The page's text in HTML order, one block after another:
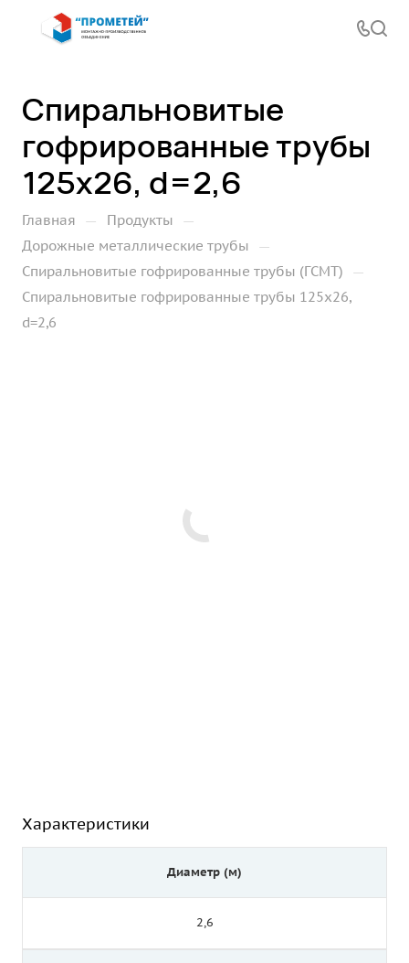
Спиральновитые
гофрированные трубы
125х26, d=2,6
Главная — Продукты —
Дорожные металлические трубы —
Спиральновитые гофрированные трубы (ГСМТ) —
Спиральновитые гофрированные трубы 125х26,
d=2,6
Характеристики
Диаметр (м)
2,6